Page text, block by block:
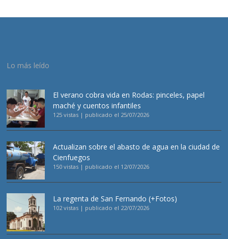
Lo más leído
El verano cobra vida en Rodas: pinceles, papel
maché y cuentos infantiles
125 vistas | publicado el 25/07/2026
Actualizan sobre el abasto de agua en la ciudad de
Cienfuegos
150 vistas | publicado el 12/07/2026
La regenta de San Fernando (+Fotos)
102 vistas | publicado el 22/07/2026